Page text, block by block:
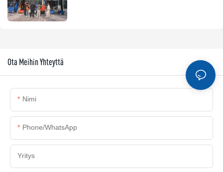
Ota Meihin Yhteyttä
Nimi
Phone/whatsApp
Yritys